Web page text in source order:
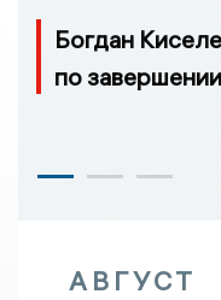
Богдан
по
АВГУСТ